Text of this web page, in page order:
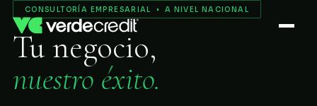
Servicios
Nosotros
Proceso
CONSULTORÍA EMPRESARIAL • A NIVEL NACIONAL
Tu negocio,
nuestro éxito.